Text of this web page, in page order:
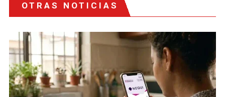
OTRAS NOTICIAS